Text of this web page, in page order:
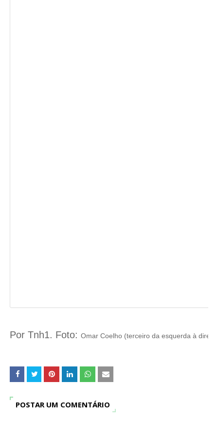
Por Tnh1. Foto: Omar Coelho (terceiro da esquerda à
POSTAR UM COMENTÁRIO